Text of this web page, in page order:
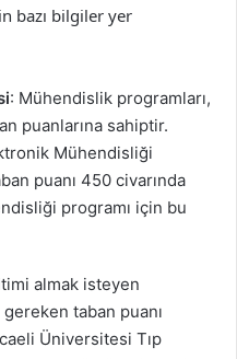
bazı bilgiler yer
: Mühendislik programları,
puanlarına sahiptir.
Mühendisliği
puanı 450 civarında
programı için bu
almak isteyen
taban puanı
Üniversitesi Tıp